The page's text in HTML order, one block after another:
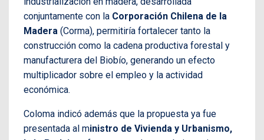
conjuntamente con la Corporación Chilena de la
Madera (Corma), permitiría fortalecer tanto la
construcción como la cadena productiva forestal y
manufacturera del Biobío, generando un efecto
multiplicador sobre el empleo y la actividad
económica.
Coloma indicó además que la propuesta ya fue
presentada al ministro de Vivienda y Urbanismo,